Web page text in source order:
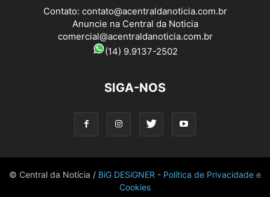
Contato: contato@acentraldanoticia.com.br
Anuncie na Central da Noticia
comercial@acentraldanoticia.com.br
(14) 9.9137-2502
SIGA-NOS
© Central da Notícia / BiG DESiGNER - Política de Privacidade e
Cookies